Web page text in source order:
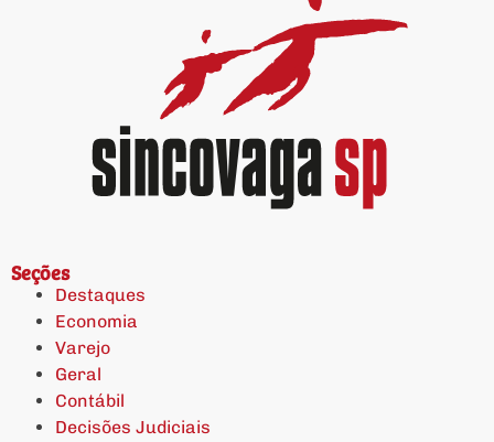
Seções
Destaques
Economia
Varejo
Geral
Contábil
Decisões Judiciais